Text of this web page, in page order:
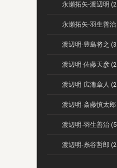
永瀬拓矢-渡辺明
永瀬拓矢-羽生善治
渡辺明-豊島将之
渡辺明-佐藤天彦
渡辺明-広瀬章人
渡辺明-斎藤慎太郎
渡辺明-羽生善治
渡辺明-糸谷哲郎